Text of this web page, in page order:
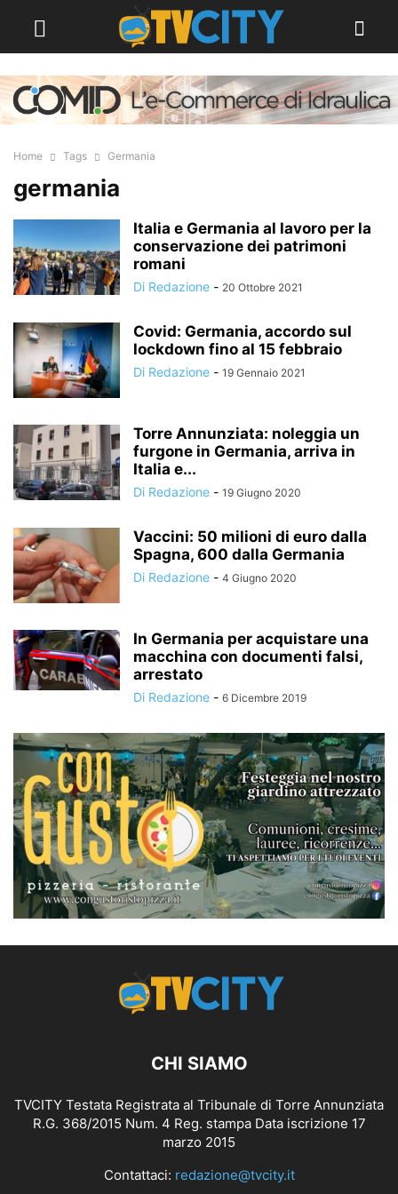
Home Tags Germania
germania
Italia e Germania al lavoro per la
conservazione dei patrimoni
romani
Di Redazione - 20 Ottobre 2021
Covid: Germania, accordo sul
lockdown fino al 15 febbraio
Di Redazione - 19 Gennaio 2021
Torre Annunziata: noleggia un
furgone in Germania, arriva in
Italia e...
Di Redazione - 19 Giugno 2020
Vaccini: 50 milioni di euro dalla
Spagna, 600 dalla Germania
Di Redazione - 4 Giugno 2020
In Germania per acquistare una
macchina con documenti falsi,
arrestato
Di Redazione - 6 Dicembre 2019
CHI SIAMO
TVCITY Testata Registrata al Tribunale di Torre Annunziata
R.G. 368/2015 Num. 4 Reg. stampa Data iscrizione 17
marzo 2015
Contattaci: redazione@tvcity.it